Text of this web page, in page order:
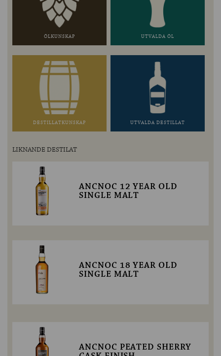
ÖLKUNSKAP UTVALDA ÖL
DESTILLATKUNSKAP UTVALDA DESTILLAT
LIKNANDE DESTILAT
ANCNOC 12 YEAR OLD
SINGLE MALT
ANCNOC 18 YEAR OLD
SINGLE MALT
ANCNOC PEATED SHERRY